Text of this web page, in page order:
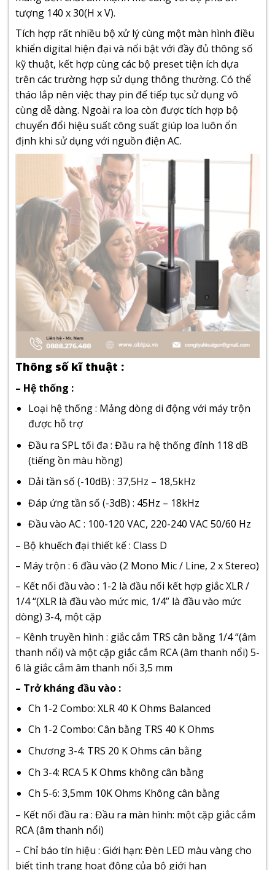
tượng 140 x 30(H x V).
Tích hợp rất nhiều bộ xử lý cùng một màn hình điều
khiển digital hiện đại và nổi bật với đầy đủ thông số
kỹ thuật, kết hợp cùng các bộ preset tiện ích dựa
trên các trường hợp sử dụng thông thường. Có thể
tháo lắp nên việc thay pin để tiếp tục sử dụng vô
cùng dễ dàng. Ngoài ra loa còn được tích hợp bộ
chuyển đổi hiệu suất công suất giúp loa luôn ổn
định khi sử dụng với nguồn điện AC.
Thông số kĩ thuật :
– Hệ thống :
Loại hệ thống : Mảng dòng di động với máy trộn
được hỗ trợ
Đầu ra SPL tối đa : Đầu ra hệ thống đỉnh 118 dB
(tiếng ồn màu hồng)
Dải tần số (-10dB) : 37,5Hz – 18,5kHz
Đáp ứng tần số (-3dB) : 45Hz – 18kHz
Đầu vào AC : 100-120 VAC, 220-240 VAC 50/60 Hz
– Bộ khuếch đại thiết kế : Class D
– Máy trộn : 6 đầu vào (2 Mono Mic / Line, 2 x Stereo)
– Kết nối đầu vào : 1-2 là đầu nối kết hợp giắc XLR /
1/4 “(XLR là đầu vào mức mic, 1/4” là đầu vào mức
dòng) 3-4, một cặp
– Kênh truyền hình : giắc cắm TRS cân bằng 1/4 “(âm
thanh nổi) và một cặp giắc cắm RCA (âm thanh nổi) 5-
6 là giắc cắm âm thanh nổi 3,5 mm
– Trở kháng đầu vào :
Ch 1-2 Combo: XLR 40 K Ohms Balanced
Ch 1-2 Combo: Cân bằng TRS 40 K Ohms
Chương 3-4: TRS 20 K Ohms cân bằng
Ch 3-4: RCA 5 K Ohms không cân bằng
Ch 5-6: 3,5mm 10K Ohms Không cân bằng
– Kết nối đầu ra : Đầu ra màn hình: một cặp giắc cắm
RCA (âm thanh nổi)
– Chỉ báo tín hiệu : Giới hạn: Đèn LED màu vàng cho
biết tình trạng hoạt động của bộ giới hạn